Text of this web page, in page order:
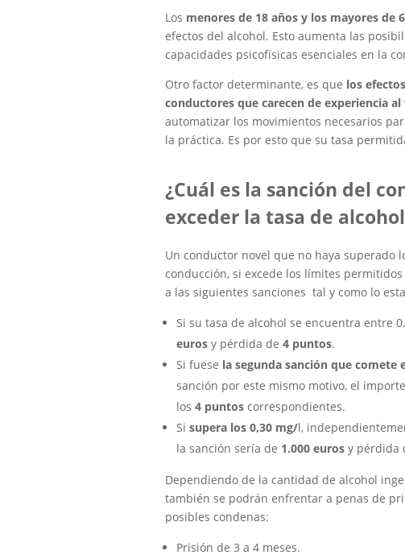
Los menores de 18 años y los mayores de
efectos del alcohol. Esto aumenta las
capacidades psicofísicas esenciales en la
Otro factor determinante, es que los
conductores que carecen de experiencia
automatizar los movimientos necesarios
la práctica. Es por esto que su tasa
¿Cuál es la sanción del
exceder la tasa de
Un conductor novel que no haya superado
conducción, si excede los límites
a las siguientes sanciones tal y como lo
Si su tasa de alcohol se encuentra entre
eurosy pérdida de 4 puntos.
Si fuese la segunda sanción que comete
sanción por este mismo motivo, el
los 4 puntos correspondientes.
Si supera los 0,30 mg/l,
la sanción sería de 1.000 eurosy pérdida
Dependiendo de la cantidad de alcohol
también se podrán enfrentar a penas de
posibles condenas:
Prisión de 3 a 4 meses.